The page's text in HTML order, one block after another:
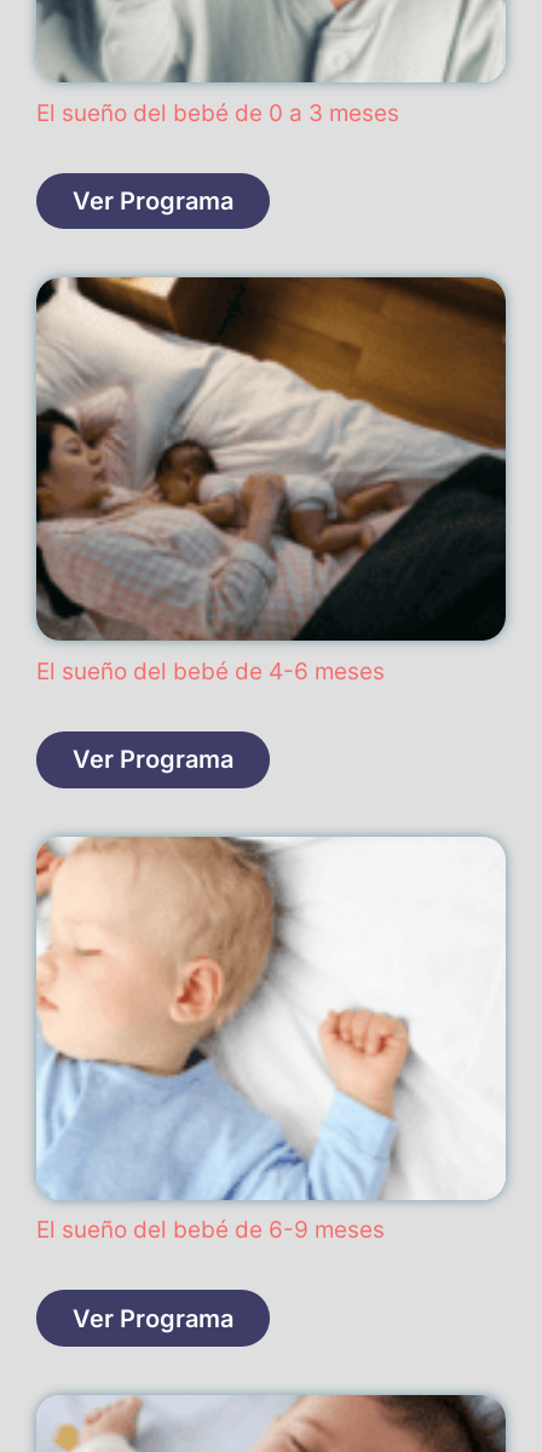
El sueño del bebé de 0 a 3 meses
Ver Programa
El sueño del bebé de 4-6 meses
Ver Programa
El sueño del bebé de 6-9 meses
Ver Programa